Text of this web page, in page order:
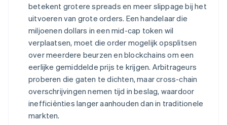
betekent grotere spreads en meer slippage bij het
uitvoeren van grote orders. Een handelaar die
miljoenen dollars in een mid-cap token wil
verplaatsen, moet die order mogelijk opsplitsen
over meerdere beurzen en blockchains om een
eerlijke gemiddelde prijs te krijgen. Arbitrageurs
proberen die gaten te dichten, maar cross-chain
overschrijvingen nemen tijd in beslag, waardoor
inefficiënties langer aanhouden dan in traditionele
markten.